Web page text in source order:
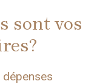
sont vos
dépenses